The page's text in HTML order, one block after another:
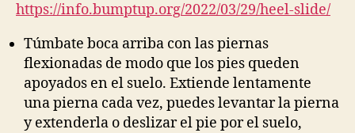
https://info.bumptup.org/2022/03/29/heel-slide/
Túmbate boca arriba con las piernas
flexionadas de modo que los pies queden
apoyados en el suelo. Extiende lentamente
una pierna cada vez, puedes levantar la pierna
y extenderla o deslizar el pie por el suelo,